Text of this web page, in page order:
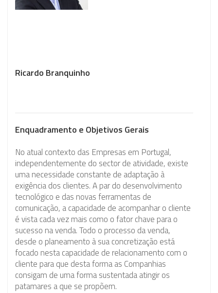
Ricardo Branquinho
Enquadramento e Objetivos Gerais
No atual contexto das Empresas em Portugal,
independentemente do sector de atividade, existe
uma necessidade constante de adaptação à
exigência dos clientes. A par do desenvolvimento
tecnológico e das novas ferramentas de
comunicação, a capacidade de acompanhar o cliente
é vista cada vez mais como o fator chave para o
sucesso na venda. Todo o processo da venda,
desde o planeamento à sua concretização está
focado nesta capacidade de relacionamento com o
cliente para que desta forma as Companhias
consigam de uma forma sustentada atingir os
patamares a que se propõem.